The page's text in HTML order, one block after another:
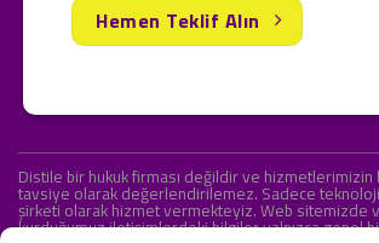
Hemen Teklif Alın
Distile bir hukuk firması değildir ve hizmetlerimizin
tavsiye olarak değerlendirilemez. Sadece teknoloji
şirketi olarak hizmet vermekteyiz. Web sitemizde
kurduğumuz iletişimlerdeki bilgiler yalnızca genel